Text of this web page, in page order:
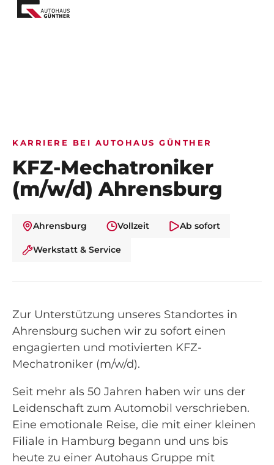
KARRIERE BEI AUTOHAUS GÜNTHER
KFZ-Mechatroniker
(m/w/d) Ahrensburg
Ahrensburg Vollzeit Ab sofort
Werkstatt & Service
Zur Unterstützung unseres Standortes in
Ahrensburg suchen wir zu sofort einen
engagierten und motivierten KFZ-
Mechatroniker (m/w/d).
Seit mehr als 50 Jahren haben wir uns der
Leidenschaft zum Automobil verschrieben.
Eine emotionale Reise, die mit einer kleinen
Filiale in Hamburg begann und uns bis
heute zu einer Autohaus Gruppe mit